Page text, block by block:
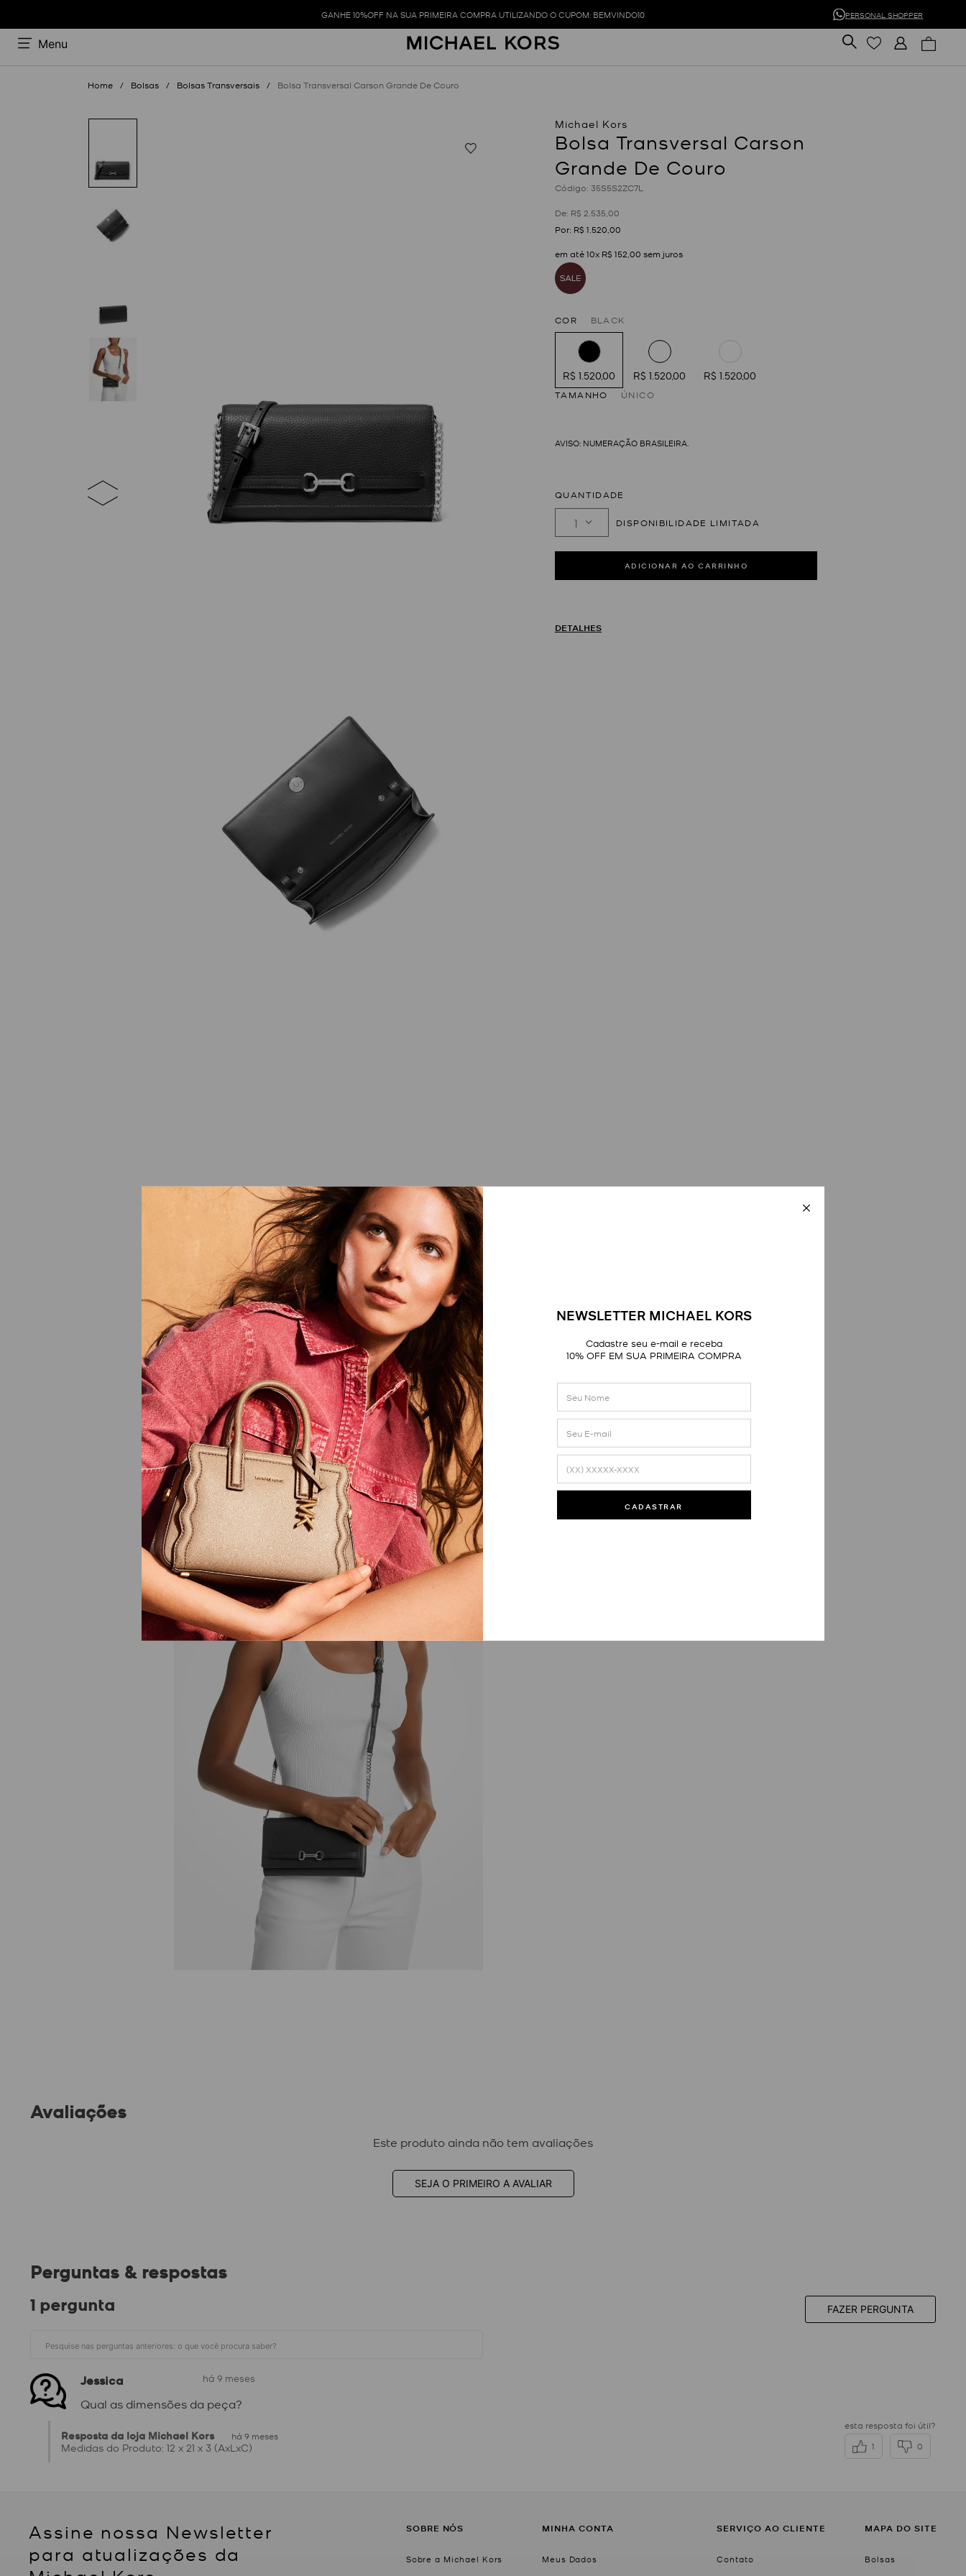
NEWSLETTER MICHAEL KORS
Cadastre seu e-mail e receba
10% OFF EM SUA PRIMEIRA COMPRA
CADASTRAR
GANHE 10%OFF NA SUA PRIMEIRA COMPRA UTILIZANDO O CUPOM: BEMVINDO10 PERSONAL SHOPPER
Menu
Bolsas Bolsas Transversais Bolsa Transversal Carson Grande De Couro
Bolsa Transversal Carson
Grande De Couro
: 35S5S2ZC7L
R$ 2 53500
R$ 1 520 00
em até10x R$ 152 00 sem juros
COR BLACK
R$ 1.520,00 R$ 1.520,00 R$ 1.520,00
TAMANHO ÚNICO
QUANTIDADE
1
DETALHES
Avaliações
Este produto ainda não tem avaliações
SEJA O PRIMEIRO A AVALIAR
Perguntas & respostas
1 pergunta FAZER PERGUNTA
Jessica há 9 meses
Qual as dimensões da peça?
Resposta da loja Michael Kors há 9 meses
esta resposta foi útil?
1
0
Assine nossa Newsletter
para atualizações da
SOBRE NÓS
Sobre a Michael Kors
MINHA CONTA
Meus Dados
SERVIÇO AO CLIENTE
Contato
MAPA DO SITE
Bolsas